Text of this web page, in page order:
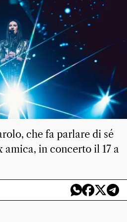
che fa parlare di sé
amica, in concerto il 17 a